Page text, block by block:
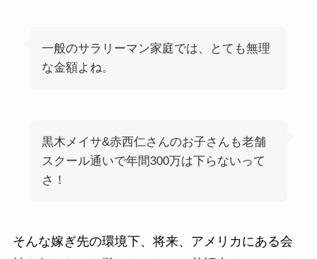
一般のサラリーマン家庭では、とても無理
な金額よね。
黒木メイサ&赤西仁さんのお子さんも老舗
スクール通いで年間300万は下らないって
さ！
そんな嫁ぎ先の環境下、将来、アメリカにある会